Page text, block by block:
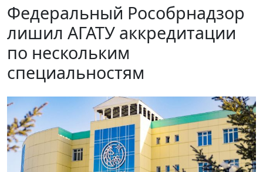
Федеральный Рособрнадзор
лишил АГАТУ аккредитации
по нескольким
специальностям